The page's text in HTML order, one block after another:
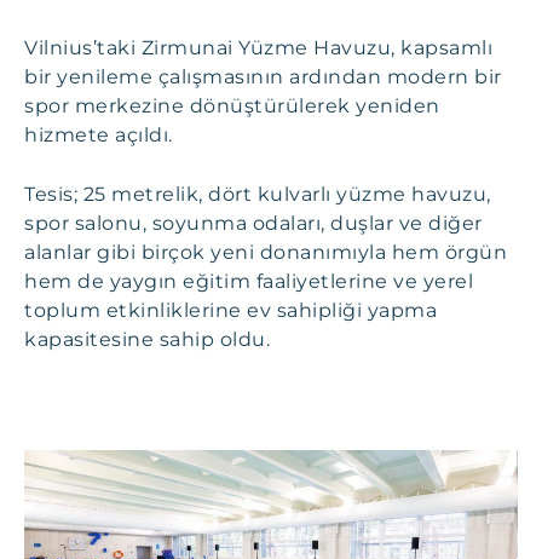
Vilnius’taki Zirmunai Yüzme Havuzu, kapsamlı
bir yenileme çalışmasının ardından modern bir
spor merkezine dönüştürülerek yeniden
hizmete açıldı.
Tesis; 25 metrelik, dört kulvarlı yüzme havuzu,
spor salonu, soyunma odaları, duşlar ve diğer
alanlar gibi birçok yeni donanımıyla hem örgün
hem de yaygın eğitim faaliyetlerine ve yerel
toplum etkinliklerine ev sahipliği yapma
kapasitesine sahip oldu.